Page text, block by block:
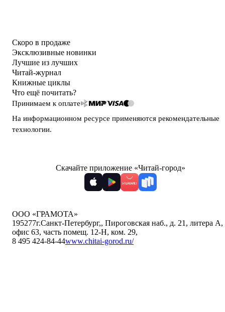
Скоро в продаже
Эксклюзивные новинки
Лучшие из лучших
Читай-журнал
Книжные циклы
Что ещё почитать?
Принимаем к оплате
На информационном ресурсе применяются рекомендательные
технологии.
Скачайте приложение «Читай-город»
ООО «ГРАМОТА»
195277г.Санкт-Петербург,, Пироговская наб., д. 21, литера А,
офис 63, часть помещ. 12-Н, ком. 29,
8 495 424-84-44www.chitai-gorod.ru/